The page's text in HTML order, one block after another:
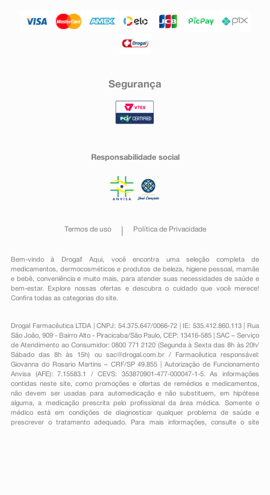
Segurança
Responsabilidade social
Termos de uso Política de Privacidade
Bem-vindo à Drogal! Aqui, você encontra uma seleção completa de
medicamentos , dermocosméticos e produtos de beleza, higiene pessoal ,mamãe
e bebê, conveniênciae muito mais, para atender suas necessidades de saúde e
bem-estar. Explore nossas ofertas e descubra o cuidado que você merece!
Confira todas as categorias do site.
Drogal Farmacêutica LTDA | CNPJ: 54.375.647/0066-72 | IE: 535.412.860.113 | Rua
São João, 909 - Bairro Alto - Piracicaba/São Paulo, CEP: 13416-585 | SAC – Serviço
de Atendimento ao Consumidor: 0800 771 2120 (Segunda à Sexta das 8h às 20h/
Sábado das 8h às 15h) ou sac@drogal.com.br/ Farmacêutica responsável:
Giovanna do Rosario Martins – CRF/SP 49.855 | Autorização de Funcionamento
Anvisa (AFE): 7.15583.1 / CEVS: 353870901-477-000047-1-5. As informações
contidas neste site, como promoções e ofertas de remédios e medicamentos,
não devem ser usadas para automedicação e não substituem, em hipótese
alguma, a medicação prescrita pelo profissional da área médica. Somente o
médico está em condições de diagnosticar qualquer problema de saúde e
prescrever o tratamento adequado. Para mais informações, consulte o site